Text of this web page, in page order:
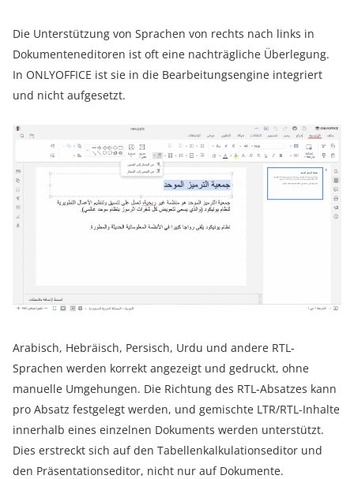
Die Unterstützung von Sprachen von rechts nach links in
Dokumenteneditoren ist oft eine nachträgliche Überlegung.
In ONLYOFFICE ist sie in die Bearbeitungsengine integriert
und nicht aufgesetzt.
Arabisch, Hebräisch, Persisch, Urdu und andere RTL-
Sprachen werden korrekt angezeigt und gedruckt, ohne
manuelle Umgehungen. Die Richtung des RTL-Absatzes kann
pro Absatz festgelegt werden, und gemischte LTR/RTL-Inhalte
innerhalb eines einzelnen Dokuments werden unterstützt.
Dies erstreckt sich auf den Tabellenkalkulationseditor und
den Präsentationseditor, nicht nur auf Dokumente.